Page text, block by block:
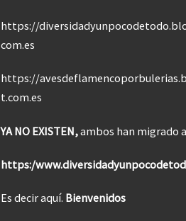
https://
com.es
https://
t.com.es
YA NO EXISTEN,ambos han migrado
https:/
Es decir aquí. Bienvenidos